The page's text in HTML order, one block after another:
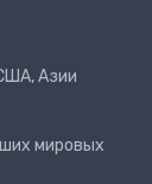
Азии
мировых